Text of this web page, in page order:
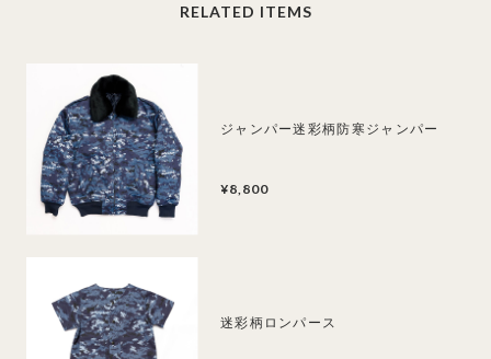
RELATED ITEMS
ジャンパー迷彩柄防寒ジャンパー
¥8,800
迷彩柄ロンパース